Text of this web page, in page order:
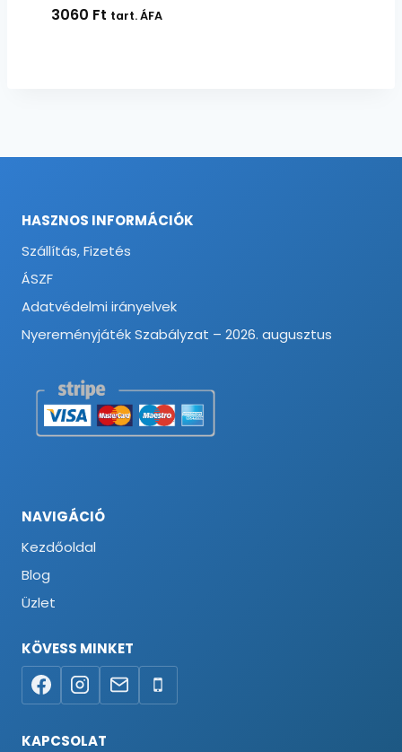
3060 Ft tart. ÁFA
HASZNOS INFORMÁCIÓK
Szállítás, Fizetés
ÁSZF
Adatvédelmi irányelvek
Nyereményjáték Szabályzat – 2026. augusztus
NAVIGÁCIÓ
Kezdőoldal
Blog
Üzlet
KÖVESS MINKET
KAPCSOLAT